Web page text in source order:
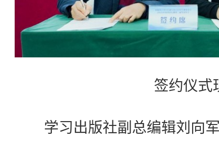
签约仪式
学习出版社副总编辑刘向军